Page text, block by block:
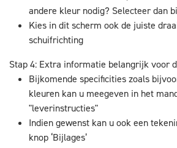
andere kleur nodig? Selecteer dan
Kies in dit scherm ook de juiste
schuifrichting
Stap 4: Extra informatie belangrijk voor
Bijkomende specificities zoals
kleuren kan u meegeven in het
"leverinstructies"
Indien gewenst kan u ook een
knop ‘Bijlages’